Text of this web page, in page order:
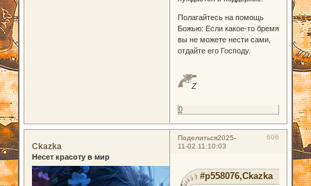
Полагайтесь на помощь
Божью: Если какое-то бремя
вы не можете нести сами,
отдайте его Господу.
Z
0
Поделиться 606
2025-
11-02 11:10:03
Ckazka
Несет красоту в мир
#p558076,Ckazka